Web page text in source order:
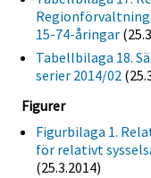
15-74-åringar
Tabellbilaga 18.
serier 2014/02
Figurer
Figurbilaga 1.
för relativt
(25.3.2014)